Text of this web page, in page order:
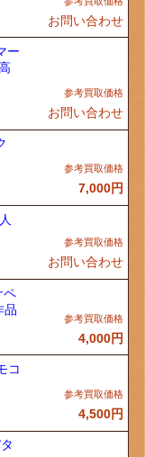
お問い合わせ
ー
お問い合わせ
7,000円
お問い合わせ
ペ
品
4,000円
コ
4,500円